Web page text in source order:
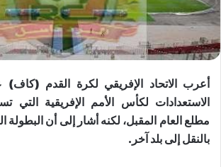
أعرب الاتحاد الإفريقي لكرة القدم
الاستعدادات لكأس الأمم الإفريقية التي
مطلع العام المقبل، لكنه أشار إلى أن البطولة
بالنقل إلى بلد آخر.